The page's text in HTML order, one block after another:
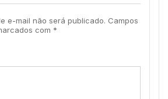
e-mail não será publicado. Campos
com *